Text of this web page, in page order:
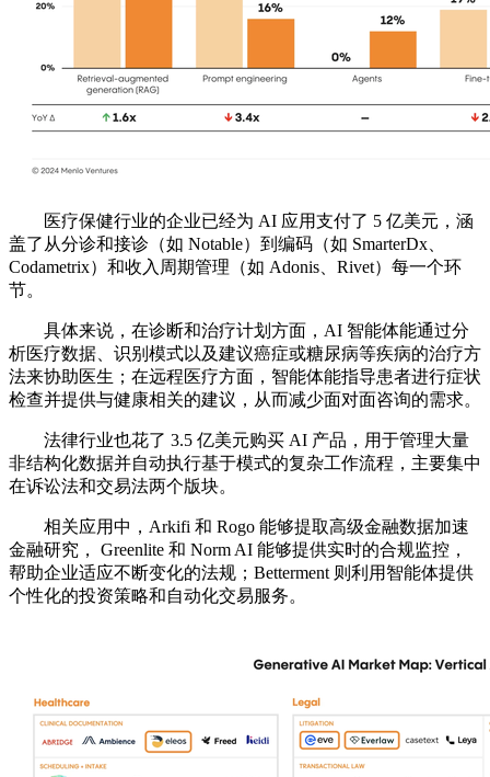
医疗保健行业的企业已经为 AI 应用支付了 5 亿美元，涵
盖了从分诊和接诊（如 Notable）到编码（如 SmarterDx、
Codametrix）和收入周期管理（如 Adonis、Rivet）每一个环
节。
具体来说，在诊断和治疗计划方面，AI 智能体能通过分
析医疗数据、识别模式以及建议癌症或糖尿病等疾病的治疗方
法来协助医生；在远程医疗方面，智能体能指导患者进行症状
检查并提供与健康相关的建议，从而减少面对面咨询的需求。
法律行业也花了 3.5 亿美元购买 AI 产品，用于管理大量
非结构化数据并自动执行基于模式的复杂工作流程，主要集中
在诉讼法和交易法两个版块。
相关应用中，Arkifi 和 Rogo 能够提取高级金融数据加速
金融研究， Greenlite 和 Norm AI 能够提供实时的合规监控，
帮助企业适应不断变化的法规；Betterment 则利用智能体提供
个性化的投资策略和自动化交易服务。